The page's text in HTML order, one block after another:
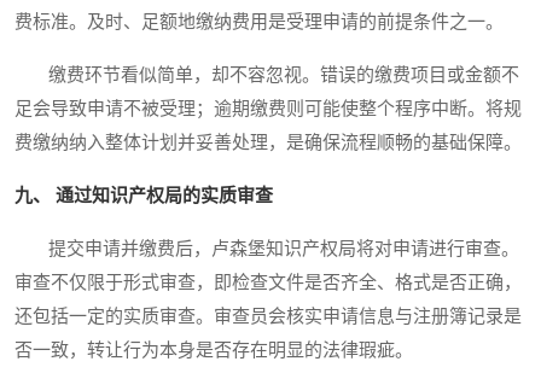
费标准。及时、足额地缴纳费用是受理申请的前提条件之一。
缴费环节看似简单，却不容忽视。错误的缴费项目或金额不
足会导致申请不被受理；逾期缴费则可能使整个程序中断。将规
费缴纳纳入整体计划并妥善处理，是确保流程顺畅的基础保障。
九、 通过知识产权局的实质审查
提交申请并缴费后，卢森堡知识产权局将对申请进行审查。
审查不仅限于形式审查，即检查文件是否齐全、格式是否正确，
还包括一定的实质审查。审查员会核实申请信息与注册簿记录是
否一致，转让行为本身是否存在明显的法律瑕疵。